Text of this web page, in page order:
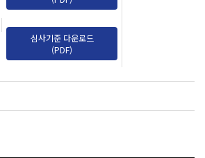
심사기준 다운로드
(PDF)